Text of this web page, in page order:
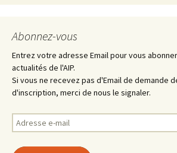
Abonnez-vous
Entrez votre adresse Email pour vous
actualités de l'AIP.
Si vous ne recevez pas d'Email de demande
d'inscription, merci de nous le signaler.
Adresse
e-